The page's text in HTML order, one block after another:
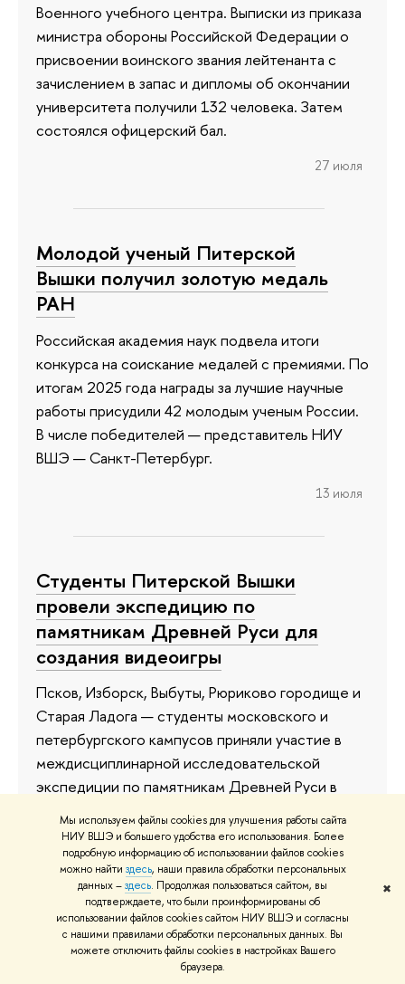
Мы используем файлы cookies для улучшения работы сайта
НИУ ВШЭ и большего удобства его использования. Более
подробную информацию об использовании файлов cookies
можно найти здесь, наши правила обработки персональных
данных –здесь. Продолжая пользоваться сайтом, вы
подтверждаете, что были проинформированы об
использовании файлов cookies сайтом НИУ ВШЭ и согласны
с нашими правилами обработки персональных данных. Вы
можете отключить файлы cookies в настройках Вашего
браузера.
✖
Военного учебного центра. Выписки из приказа
министра обороны Российской Федерации о
присвоении воинского звания лейтенанта с
зачислением в запас и дипломы об окончании
университета получили 132 человека. Затем
состоялся офицерский бал.
27 июля
Молодой ученый Питерской
Вышки получил золотую медаль
РАН
Российская академия наук подвела итоги
конкурса на соискание медалей с премиями. По
итогам 2025 года награды за лучшие научные
работы присудили 42 молодым ученым России.
В числе победителей — представитель НИУ
ВШЭ — Санкт-Петербург.
13 июля
Студенты Питерской Вышки
провели экспедицию по
памятникам Древней Руси для
создания видеоигры
Псков, Изборск, Выбуты, Рюриково городище и
Старая Ладога — студенты московского и
петербургского кампусов приняли участие в
междисциплинарной исследовательской
экспедиции по памятникам Древней Руси в
рамках программы «Открываем Россию
заново». Историки, социологи и специалисты в
области цифровых технологий изучали эпоху
княгини Ольги, чтобы помочь создать
достоверную видеоигру о событиях X века.
27 июля